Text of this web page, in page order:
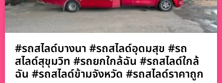
#รถสไลด์บางนา #รถสไลด์อุดมสุข #รถ
สไลด์สุขุมวิท #รถยกใกล้ฉัน #รถสไลด์ใกล้
ฉัน #รถสไลด์ข้ามจังหวัด #รถสไลด์ราคาถูก